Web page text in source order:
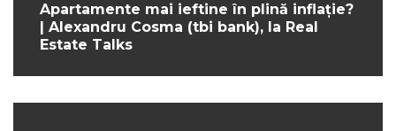
Apartamente mai ieftine în plină inflație?
| Alexandru Cosma (tbi bank), la Real
Estate Talks